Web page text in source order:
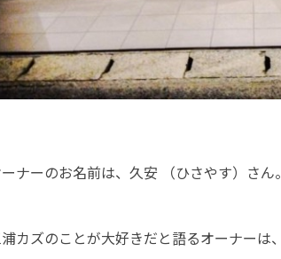
ナーのお名前は、久安 （ひさやす）さん。
カズのことが大好きだと語るオーナーは、